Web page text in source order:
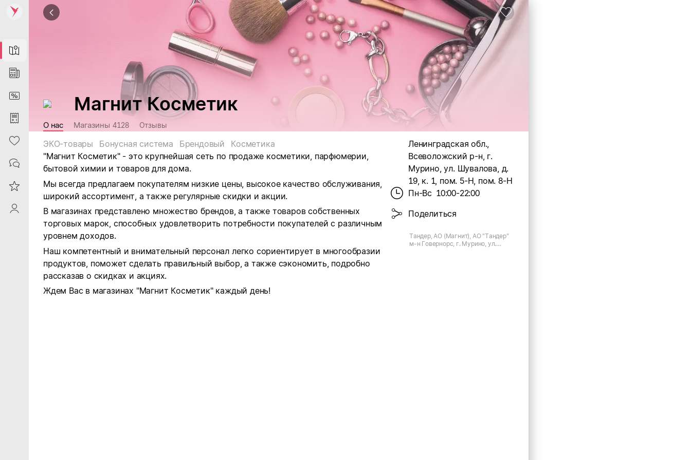
Map
News
DiscountCard
Purchases
Heart
Contacts
Reviews
ProfileSaby
Магнит Косметик
О нас Магазины 4128 Отзывы
ЭКО-товары Бонусная система Брендовый
Косметика
"Магнит Косметик" - это крупнейшая сеть по продаже косметики, парфюмерии,
бытовой химии и товаров для дома.
Мы всегда предлагаем покупателям низкие цены, высокое качество обслуживания,
широкий ассортимент, а также регулярные скидки и акции.
В магазинах представлено множество брендов, а также товаров собственных
торговых марок, способных удовлетворить потребности покупателей с различным
уровнем доходов.
Наш компетентный и внимательный персонал легко сориентирует в многообразии
продуктов, поможет сделать правильный выбор, а также сэкономить, подробно
рассказав о скидках и акциях.
Ждем Вас в магазинах "Магнит Косметик" каждый день!
Ленинградская обл.,
Всеволожский р-н, г.
Мурино, ул. Шувалова, д.
19, к. 1, пом. 5-Н, пом. 8-Н
Пн-Вс 10:00-22:00
Поделиться
Тандер, АО (Магнит), АО "Тандер"
м-н Говернорс, г. Мурино, ул.